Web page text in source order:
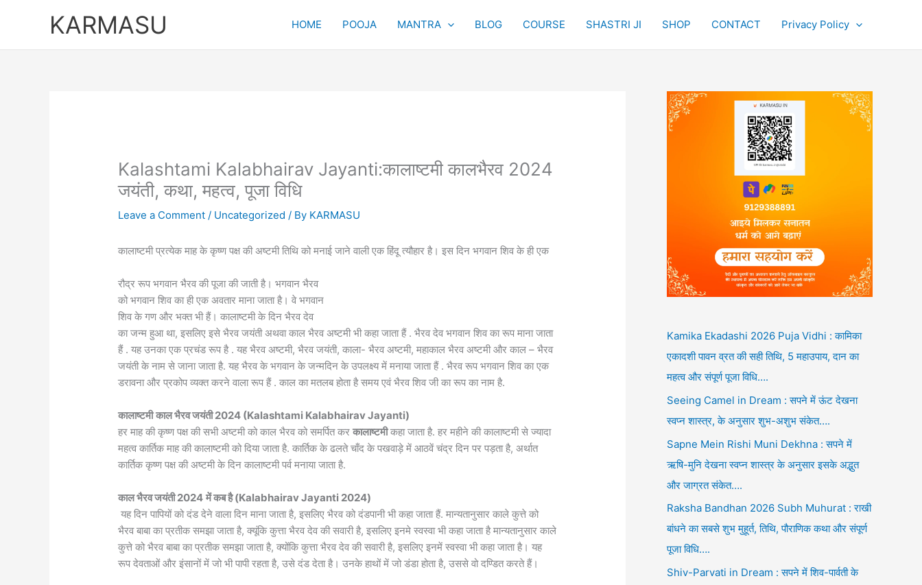
KARMASU HOME POOJA MANTRA BLOG COURSE SHASTRI JI SHOP CONTACT Privacy Policy
Kalashtami Kalabhairav Jayanti:कालाष्टमी कालभैरव 2024
जयंती, कथा, महत्व, पूजा विधि
Leave a Comment / Uncategorized / By KARMASU
कालाष्टमी प्रत्येक माह के कृष्ण पक्ष की अष्टमी तिथि को मनाई जाने वाली एक हिंदू त्यौहार है। इस दिन भगवान शिव के ही एक
रौद्र रूप भगवान भैरव की पूजा की जाती है। भगवान भैरव
को भगवान शिव का ही एक अवतार माना जाता है। वे भगवान
शिव के गण और भक्त भी हैं। कालाष्टमी के दिन भैरव देव
का जन्म हुआ था, इसलिए इसे भैरव जयंती अथवा काल भैरव अष्टमी भी कहा जाता हैं . भैरव देव भगवान शिव का रूप माना जाता
हैं . यह उनका एक प्रचंड रूप है . यह भैरव अष्टमी, भैरव जयंती, काला- भैरव अष्टमी, महाकाल भैरव अष्टमी और काल – भैरव
जयंती के नाम से जाना जाता है. यह भैरव के भगवान के जन्मदिन के उपलक्ष्य में मनाया जाता हैं . भैरव रूप भगवान शिव का एक
डरावना और प्रकोप व्यक्त करने वाला रूप हैं . काल का मतलब होता है समय एवं भैरव शिव जी का रूप का नाम है.
कालाष्टमी काल भैरव जयंती 2024 (Kalashtami Kalabhairav Jayanti)
हर माह की कृष्ण पक्ष की सभी अष्टमी को काल भैरव को समर्पित करकालाष्टमीकहा जाता है. हर महीने की कालाष्टमी से ज्यादा
महत्व कार्तिक माह की कालाष्टमी को दिया जाता है. कार्तिक के ढलते चाँद के पखवाड़े में आठवें चंद्र दिन पर पड़ता है, अर्थात
कार्तिक कृष्ण पक्ष की अष्टमी के दिन कालाष्टमी पर्व मनाया जाता है.
काल भैरव जयंती 2024 में कब है (Kalabhairav Jayanti 2024)
यह दिन पापियों को दंड देने वाला दिन माना जाता है, इसलिए भैरव को दंडपानी भी कहा जाता हैं. मान्यतानुसार काले कुत्ते को
भैरव बाबा का प्रतीक समझा जाता है, क्यूंकि कुत्ता भैरव देव की सवारी है, इसलिए इनमे स्वस्वा भी कहा जाता है मान्यतानुसार काले
कुत्ते को भैरव बाबा का प्रतीक समझा जाता है, क्योंकि कुत्ता भैरव देव की सवारी है, इसलिए इनमें स्वस्वा भी कहा जाता है। यह
रूप देवताओं और इंसानों में जो भी पापी रहता है, उसे दंड देता है। उनके हाथों में जो डंडा होता है, उससे वो दण्डित करते हैं।
Kamika Ekadashi 2026 Puja Vidhi : कामिका
एकादशी पावन व्रत की सही तिथि, 5 महाउपाय, दान का
महत्व और संपूर्ण पूजा विधि….
Seeing Camel in Dream : सपने में ऊंट देखना
स्वप्न शास्त्र, के अनुसार शुभ-अशुभ संकेत….
Sapne Mein Rishi Muni Dekhna : सपने में
ऋषि-मुनि देखना स्वप्न शास्त्र के अनुसार इसके अद्भुत
और जाग्रत संकेत….
Raksha Bandhan 2026 Subh Muhurat : राखी
बांधने का सबसे शुभ मुहूर्त, तिथि, पौराणिक कथा और संपूर्ण
पूजा विधि….
Shiv-Parvati in Dream : सपने में शिव-पार्वती के